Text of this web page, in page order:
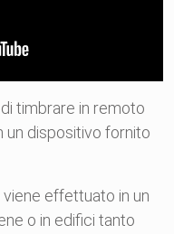
timbrare in remoto
un dispositivo fornito
effettuato in un
o in edifici tanto